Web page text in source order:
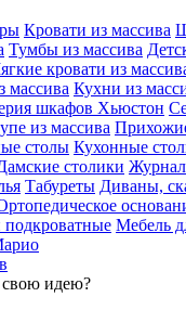
Кровати из массива
Тумбы из массива
кровати из
массива Кухни из
шкафов Хьюстон
из массива
столы Кухонные
столики
Табуреты Диваны,
Мебель